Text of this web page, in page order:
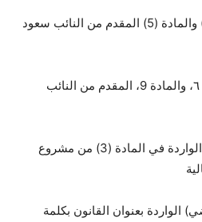
-تعديل المادة (1) والمادة (4) والمادة (5) المقدم من النائب سعود
-تعديل البند الرابع من المادة ٦، والمادة 9، المقدم من النائب
-تعديل بألغاء كلمة (والبنوك) الواردة في المادة (3) من مشروع
الواردة بعنوان القانون بكلمة